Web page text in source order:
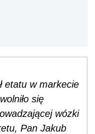
etatu w markecie
się
wózki
Pan Jakub